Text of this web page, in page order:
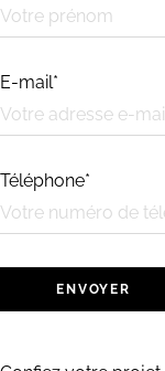
E-mail*
Téléphone*